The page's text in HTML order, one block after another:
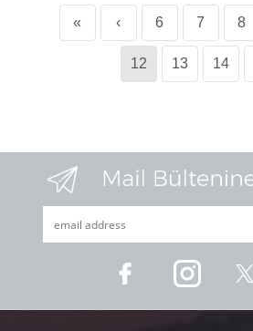
« ‹ 6 7 8
12 13 14